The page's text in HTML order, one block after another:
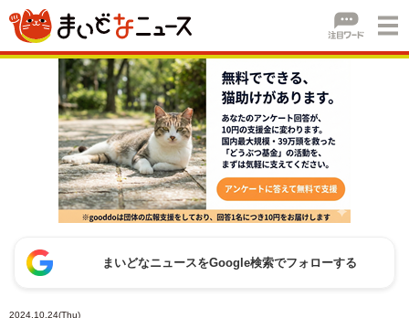
まいどなニュースをGoogle検索でフォローする
2024.10.24(Thu)